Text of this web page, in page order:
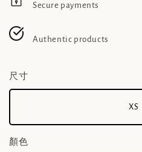
Secure payments
Authentic products
尺寸
XS
顏色